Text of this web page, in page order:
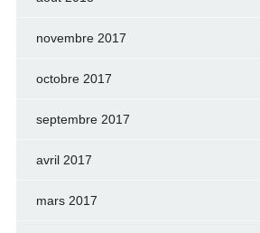
novembre 2017
octobre 2017
septembre 2017
avril 2017
mars 2017